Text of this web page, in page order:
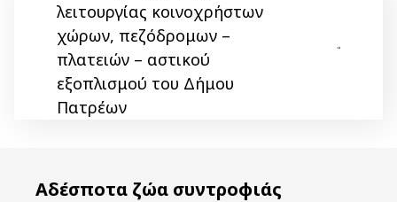
λειτουργίας κοινοχρήστων
χώρων, πεζόδρομων –
πλατειών – αστικού
εξοπλισμού του Δήμου
Πατρέων
Αδέσποτα ζώα συντροφιάς